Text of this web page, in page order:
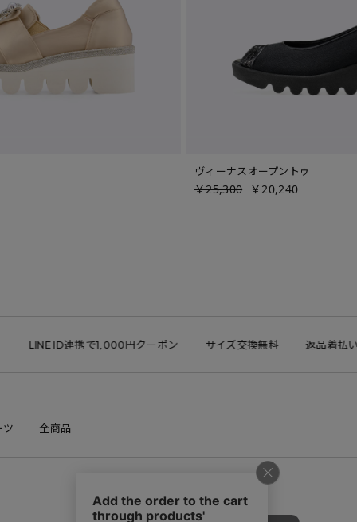
ヴィーナスオープントゥ
￥25,300 ￥20,240
ID連携で1,000円クーポン サイズ交換無料 返品着払い可
ツ 全商品